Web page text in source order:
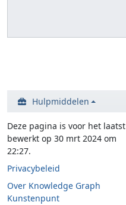
Hulpmiddelen
Deze pagina is voor het laatst
bewerkt op 30 mrt 2024 om
22:27.
Privacybeleid
Over Knowledge Graph
Kunstenpunt